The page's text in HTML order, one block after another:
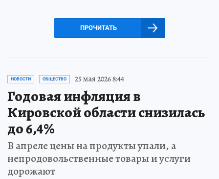
ПРОЧИТАТЬ
НОВОСТИ ОБЩЕСТВО 25 мая 2026 8:44
Годовая инфляция в
Кировской области снизилась
до 6,4%
В апреле цены на продукты упали, а
непродовольственные товары и услуги
дорожают